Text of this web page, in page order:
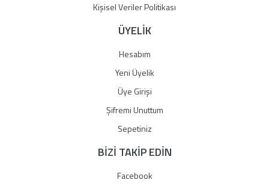
Kişisel Veriler Politikası
ÜYELİK
Hesabım
Yeni Üyelik
Üye Girişi
Şifremi Unuttum
Sepetiniz
BİZİ TAKİP EDİN
Facebook